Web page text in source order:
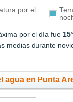
por el
por el día fue15
medias durante
agua en Punta